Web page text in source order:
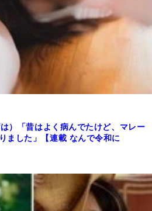
）「昔はよく病んでたけど、マレー
ました」【連載 なんで令和に